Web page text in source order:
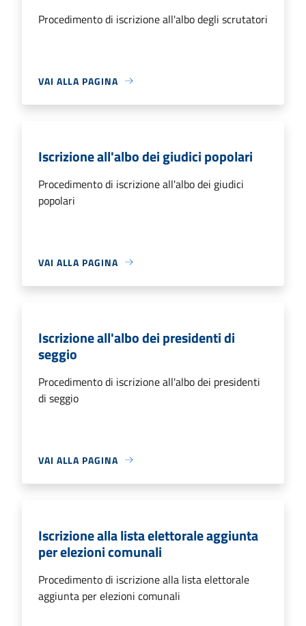
Procedimento di iscrizione all'albo degli scrutatori
VAI ALLA PAGINA
Iscrizione all'albo dei giudici popolari
Procedimento di iscrizione all'albo dei giudici
popolari
VAI ALLA PAGINA
Iscrizione all'albo dei presidenti di
seggio
Procedimento di iscrizione all'albo dei presidenti
di seggio
VAI ALLA PAGINA
Iscrizione alla lista elettorale aggiunta
per elezioni comunali
Procedimento di iscrizione alla lista elettorale
aggiunta per elezioni comunali